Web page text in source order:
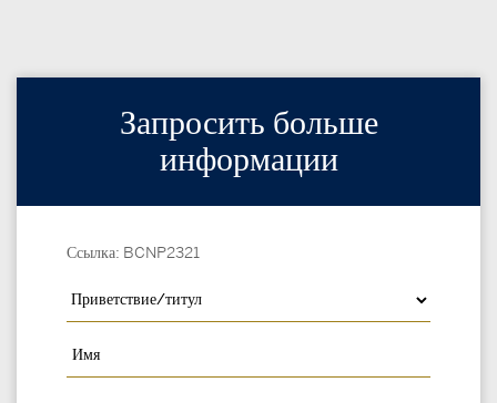
Запросить больше
информации
Ссылка: BCNP2321